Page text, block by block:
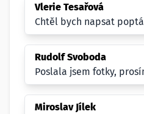
Vlerie Tesařová
Chtěl bych napsat
Rudolf Svoboda
Poslala jsem fotky,
Miroslav Jílek